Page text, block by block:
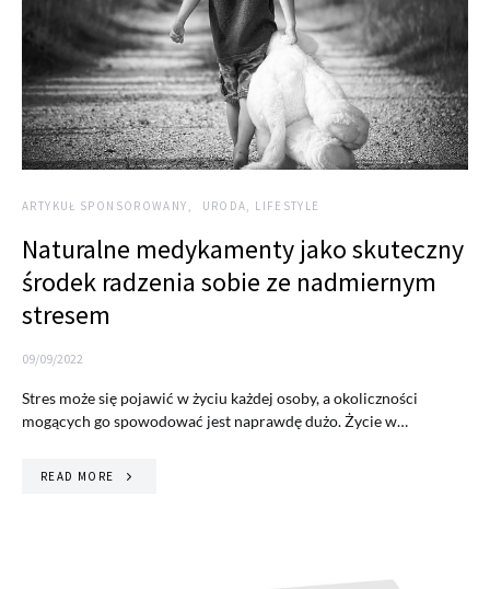
ARTYKUŁ SPONSOROWANY URODA, LIFESTYLE
Naturalne medykamenty jako skuteczny
środek radzenia sobie ze nadmiernym
stresem
09/09/2022
Stres może się pojawić w życiu każdej osoby, a okoliczności
mogących go spowodować jest naprawdę dużo. Życie w…
READ MORE